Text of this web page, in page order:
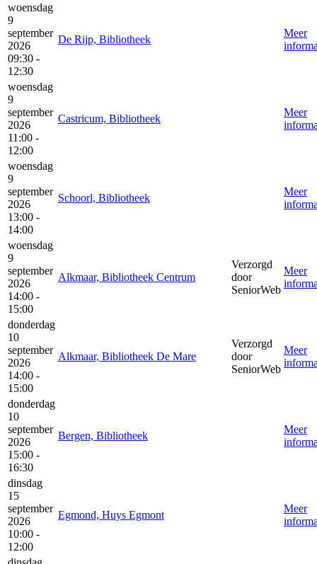
woensdag
9
september
2026
09:30 -
12:30
De Rijp, Bibliotheek
Meer
woensdag
9
september
2026
11:00 -
12:00
Castricum, Bibliotheek
Meer
woensdag
9
september
2026
13:00 -
14:00
Schoorl, Bibliotheek
Meer
woensdag
9
september
2026
14:00 -
15:00
Alkmaar, Bibliotheek Centrum
Verzorgd
door
SeniorWeb
Meer
donderdag
10
september
2026
14:00 -
15:00
Alkmaar, Bibliotheek De Mare
Verzorgd
door
SeniorWeb
Meer
donderdag
10
september
2026
15:00 -
16:30
Bergen, Bibliotheek
Meer
dinsdag
15
september
2026
10:00 -
12:00
Egmond, Huys Egmont
Meer